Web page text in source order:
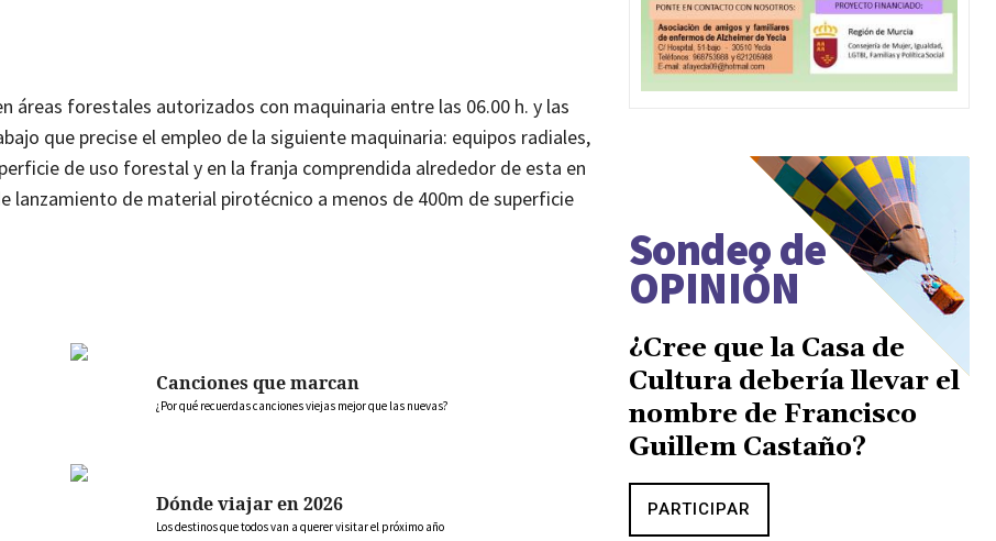
áreas forestales autorizados con maquinaria entre las 06.00 h. y las
que precise el empleo de la siguiente maquinaria: equipos radiales,
de uso forestal y en la franja comprendida alrededor de esta en
lanzamiento de material pirotécnico a menos de 400m de superficie
Canciones que marcan
¿Por qué recuerdas canciones viejas mejor que las nuevas?
Dónde viajar en 2026
Los destinos que todos van a querer visitar el próximo año
Sondeo de
OPINIÓN
¿Cree que la Casa de
Cultura debería llevar el
nombre de Francisco
Guillem Castaño?
PARTICIPAR